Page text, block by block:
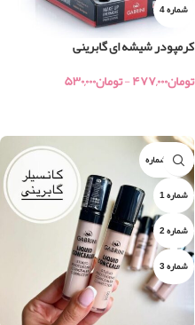
شماره 4
کرمپودر شیشه ای گابرینی
تومان۴۷۷,۰۰۰-تومان۵۳۰,۰۰۰
جور ۳ شماره
شماره 1
شماره 2
شماره 3